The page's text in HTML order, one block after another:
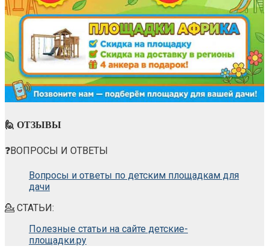
🙋 ОТЗЫВЫ
❓ВОПРОСЫ И ОТВЕТЫ
Вопросы и ответы по детским площадкам для
дачи
💁 СТАТЬИ:
Полезные статьи на сайте детские-
площадки.ру